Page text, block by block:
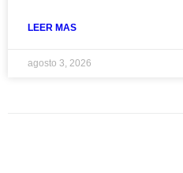
LEER MAS
agosto 3, 2026